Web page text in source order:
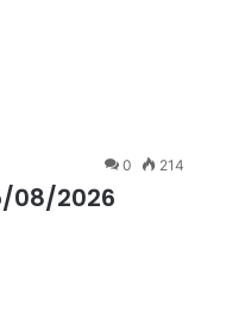
0 214
08/2026